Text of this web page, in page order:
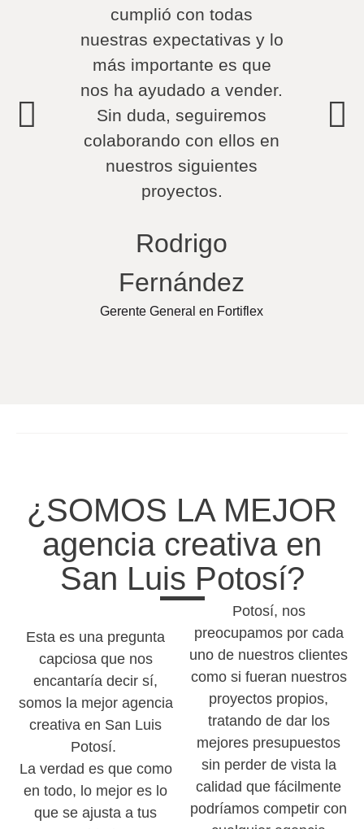
cumplió con todas
nuestras expectativas y lo
más importante es que
nos ha ayudado a vender.
Sin duda, seguiremos
colaborando con ellos en
nuestros siguientes
proyectos.
Rodrigo
Fernández
Gerente General en Fortiflex
¿SOMOS LA MEJOR
agencia creativa en
San Luis Potosí?
Esta es una pregunta
capciosa que nos
encantaría decir sí,
somos la mejor agencia
creativa en San Luis
Potosí.
La verdad es que como
en todo, lo mejor es lo
que se ajusta a tus
Potosí, nos
preocupamos por cada
uno de nuestros clientes
como si fueran nuestros
proyectos propios,
tratando de dar los
mejores presupuestos
sin perder de vista la
calidad que fácilmente
podríamos competir con